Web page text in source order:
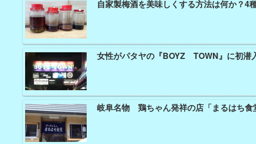
自家製梅酒を美味しくする方法は何か？4
女性がパタヤの『BOYZ TOWN』に初潜
岐阜名物 鶏ちゃん発祥の店「まるはち食